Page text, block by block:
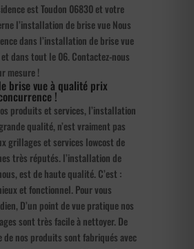
est Toudon 06830 et votre
l’installation de brise vue Nous
dans l’installation de brise vue
dans tout le 06. Contactez-nous
mesure !
brise vue à qualité prix
!
produits et services, l’installation
qualité, n’est vraiment pas
grillages et services lowcost de
très réputés. l’installation de
est de haute qualité. C’est :
et fonctionnel. Pour vous
D’un point de vue pratique nos
sont très facile à nettoyer. De
de nos produits sont fabriqués avec